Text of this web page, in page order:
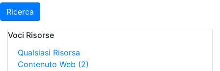
Ricerca
Voci Risorse
Qualsiasi Risorsa
Contenuto Web (2)